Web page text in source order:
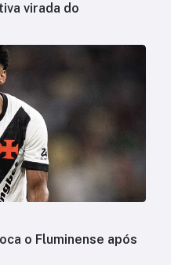
virada do
o Fluminense após